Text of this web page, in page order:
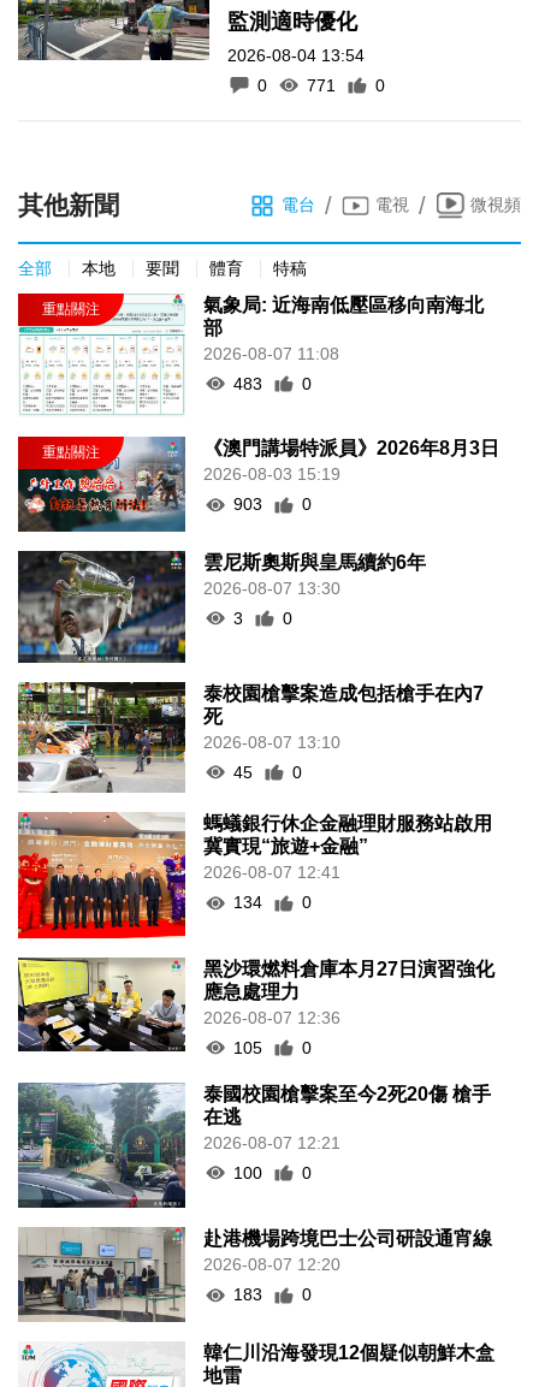
監測適時優化
2026-08-04 13:54
0
771 0
其他新聞 電台 / 電視 / 微視頻
全部 本地 要聞 體育 特稿
氣象局: 近海南低壓區移向南海北
部
2026-08-07 11:08
483
0
《澳門講場特派員》2026年8月3日
2026-08-03 15:19
903
0
雲尼斯奧斯與皇馬續約6年
2026-08-07 13:30
3
0
泰校園槍擊案造成包括槍手在內7
死
2026-08-07 13:10
45
0
螞蟻銀行休企金融理財服務站啟用
冀實現“旅遊+金融”
2026-08-07 12:41
134
0
黑沙環燃料倉庫本月27日演習強化
應急處理力
2026-08-07 12:36
105
0
泰國校園槍擊案至今2死20傷 槍手
在逃
2026-08-07 12:21
100
0
赴港機場跨境巴士公司研設通宵線
2026-08-07 12:20
183
0
韓仁川沿海發現12個疑似朝鮮木盒
地雷